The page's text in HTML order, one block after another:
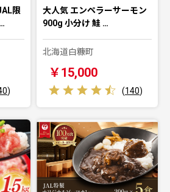
限
)
大人気 エンペラーサーモン
900g 小分け 鮭 …
北海道白糠町
￥15,000
(140)